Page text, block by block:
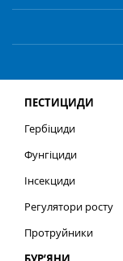
ПЕСТИЦИДИ
Гербіциди
Фунгіциди
Інсекциди
Регулятори росту
Протруйники